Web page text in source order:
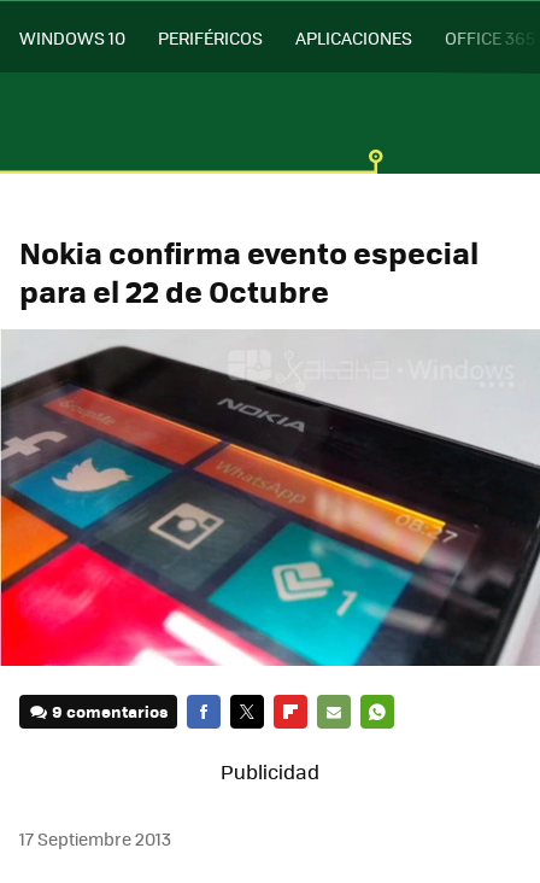
WINDOWS 10 PERIFÉRICOS APLICACIONES OFFICE 365
Nokia confirma evento especial
para el 22 de Octubre
9 comentarios
MAIL
17 Septiembre 2013